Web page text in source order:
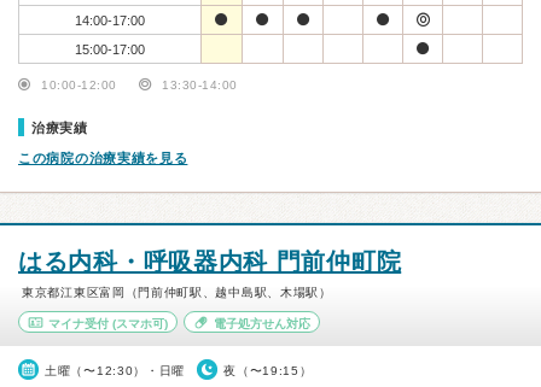
14:00-17:00
15:00-17:00
10:00-12:00 13:30-14:00
治療実績
この病院の治療実績を見る
はる内科・呼吸器内科 門前仲町院
東京都江東区富岡（門前仲町駅、越中島駅、木場駅）
マイナ受付 (スマホ可) 電子処方せん対応
土曜（〜12:30）・日曜 夜（〜19:15）